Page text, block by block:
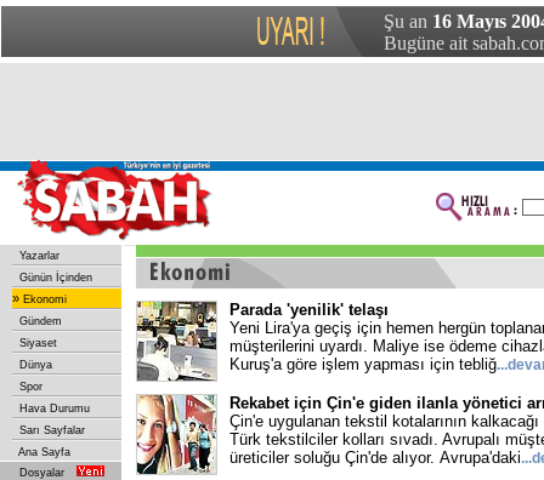
Şu an 16 Mayıs
Bugüne ait
Yazarlar
Günün İçinden
» Ekonomi
Gündem
Siyaset
Dünya
Spor
Hava Durumu
Sarı Sayfalar
Ana Sayfa
Dosyalar
Parada 'yenilik' telaşı
Yeni Lira'ya geçiş için hemen hergün
müşterilerini uyardı. Maliye ise ödeme
Kuruş'a göre işlem yapması için tebliğ
Rekabet için Çin'e giden ilanla yönetici
Çin'e uygulanan tekstil kotalarının kalkacağı
Türk tekstilciler kolları sıvadı. Avrupalı
üreticiler soluğu Çin'de alıyor. Avrupa'daki